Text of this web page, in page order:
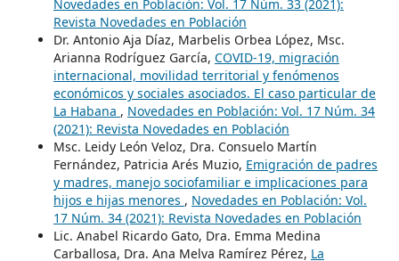
Novedades en Población: Vol. 17 Núm. 33 (2021):
Revista Novedades en Población
Dr. Antonio Aja Díaz, Marbelis Orbea López, Msc.
Arianna Rodríguez García, COVID-19, migración
internacional, movilidad territorial y fenómenos
económicos y sociales asociados. El caso particular de
La Habana , Novedades en Población: Vol. 17 Núm. 34
(2021): Revista Novedades en Población
Msc. Leidy León Veloz, Dra. Consuelo Martín
Fernández, Patricia Arés Muzio, Emigración de padres
y madres, manejo sociofamiliar e implicaciones para
hijos e hijas menores , Novedades en Población: Vol.
17 Núm. 34 (2021): Revista Novedades en Población
Lic. Anabel Ricardo Gato, Dra. Emma Medina
Carballosa, Dra. Ana Melva Ramírez Pérez, La